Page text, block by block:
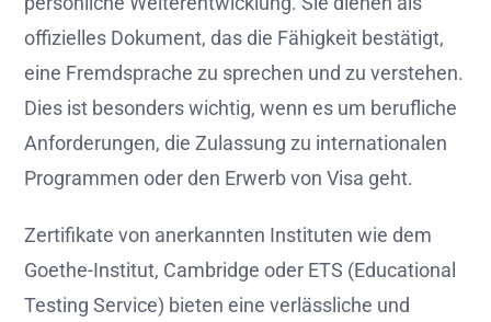
offizielles Dokument, das die Fähigkeit bestätigt,
eine Fremdsprache zu sprechen und zu verstehen.
Dies ist besonders wichtig, wenn es um berufliche
Anforderungen, die Zulassung zu internationalen
Programmen oder den Erwerb von Visa geht.
Zertifikate von anerkannten Instituten wie dem
Goethe-Institut, Cambridge oder ETS (Educational
Testing Service) bieten eine verlässliche und